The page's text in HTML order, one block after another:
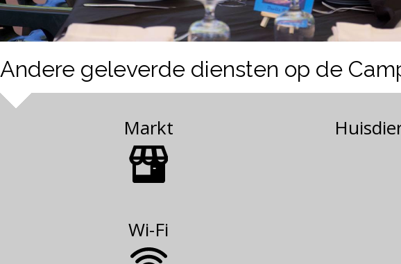
Andere geleverde diensten op de
Markt
Wi-Fi